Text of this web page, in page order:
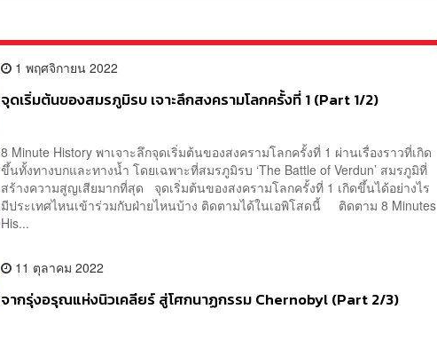
1 พฤศจิกายน 2022
จุดเริ่มต้นของสมรภูมิรบ เจาะลึกสงครามโลกครั้งที่ 1 (Part 1/2)
8 Minute History พาเจาะลึกจุดเริ่มต้นของสงครามโลกครั้งที่ 1 ผ่านเรื่องราวที่เกิด
ขึ้นทั้งทางบกและทางน้ำ โดยเฉพาะที่สมรภูมิรบ ‘The Battle of Verdun’ สมรภูมิที่
สร้างความสูญเสียมากที่สุด จุดเริ่มต้นของสงครามโลกครั้งที่ 1 เกิดขึ้นได้อย่างไร
มีประเทศไหนเข้าร่วมกับฝ่ายไหนบ้าง ติดตามได้ในเอพิโสดนี้ ติดตาม 8 Minutes
His...
11 ตุลาคม 2022
จากรุ่งอรุณแห่งนิวเคลียร์ สู่โศกนาฏกรรม Chernobyl (Part 2/3)